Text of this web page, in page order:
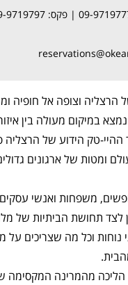
וצופה אל חופיה
במיקום מעולה בין
ההיי-טק הידוע של
ומטות של ארגונים
משפחות ואנשי
לצד תחושת הביתיות של
נוחות וכל מה שצריכים על
מהמרינה המקסימה